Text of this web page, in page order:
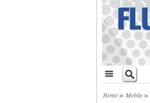
Home> Mobile>